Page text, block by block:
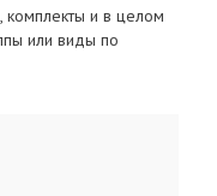
комплекты и в целом
или виды по